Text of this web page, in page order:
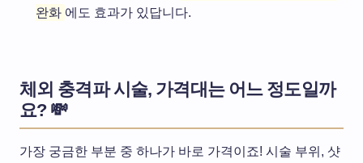
완화 에도 효과가 있답니다.
체외 충격파 시술, 가격대는 어느 정도일까
요? 💸
가장 궁금한 부분 중 하나가 바로 가격이죠! 시술 부위, 샷